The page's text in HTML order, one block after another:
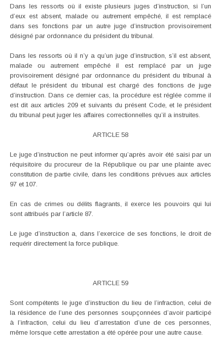
Dans les ressorts où il existe plusieurs juges d’instruction, si l’un
d’eux est absent, malade ou autrement empêché, il est remplacé
dans ses fonctions par un autre juge d’instruction provisoirement
désigné par ordonnance du président du tribunal.
Dans les ressorts où il n’y a qu’un juge d’instruction, s’il est absent,
malade ou autrement empêché il est remplacé par un juge
provisoirement désigné par ordonnance du président du tribunal à
défaut le président du tribunal est chargé des fonctions de juge
d’instruction. Dans ce dernier cas, la procédure est réglée comme il
est dit aux articles 209 et suivants du présent Code, et le président
du tribunal peut juger les affaires correctionnelles qu’il a instruites.
ARTICLE 58
Le juge d’instruction ne peut informer qu’après avoir été saisi par un
réquisitoire du procureur de la République ou par une plainte avec
constitution de partie civile, dans les conditions prévues aux articles
97 et 107.
En cas de crimes ou délits flagrants, il exerce les pouvoirs qui lui
sont attribués par l’article 87.
Le juge d’instruction a, dans l’exercice de ses fonctions, le droit de
requérir directement la force publique.
ARTICLE 59
Sont compétents le juge d’instruction du lieu de l’infraction, celui de
la résidence de l’une des personnes soupçonnées d’avoir participé
à l’infraction, celui du lieu d’arrestation d’une de ces personnes,
même lorsque cette arrestation a été opérée pour une autre cause.